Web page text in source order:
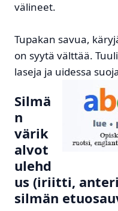
välineet.
Tupakan savua,
on syytä välttää.
laseja ja uidessa
Silmä
n
värik
alvot
ulehd
us (iriitti,
silmän